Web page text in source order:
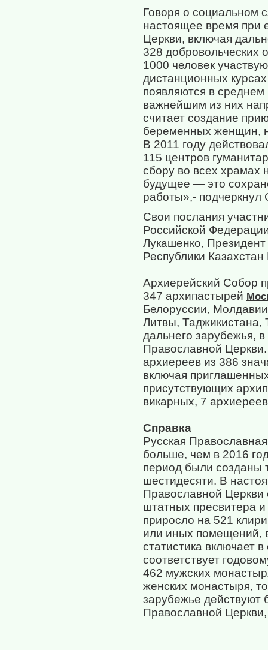
Говоря о социальном
настоящее время при
Церкви, включая
328 добровольческих
1000 человек
дистанционных
появляются в
важнейшим из них
считает создание
беременных женщин,
В 2011 году
115 центров
сбору во всех храмах
будущее — это
работы»,-
Свои послания
Российской
Лукашенко,
Республики
Архиерейский Собор
347 архипастырей
Белоруссии,
Литвы, Таджикистана,
дальнего зарубежья,
Православной
архиереев из 386
включая
присутствующих
викарных, 7
Справка
Русская
больше, чем в 2016
период были созданы
шестидесяти. В
Православной Церкви
штатных пресвитера
приросло на 521
или иных помещений,
статистика включает
соответствует
462 мужских
женских монастыря,
зарубежье действуют
Православной